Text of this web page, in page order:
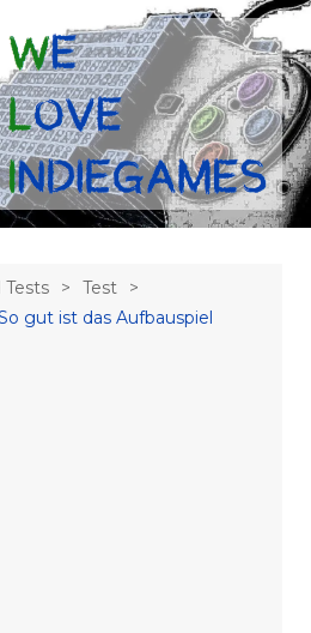
Test
gut ist das Aufbauspiel